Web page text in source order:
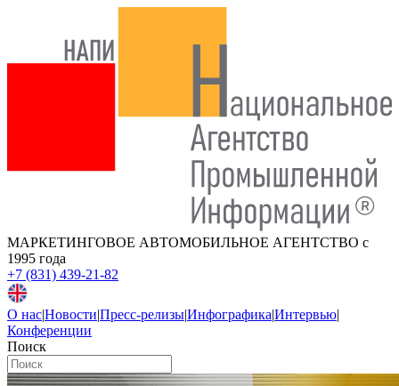
МАРКЕТИНГОВОЕ АВТОМОБИЛЬНОЕ АГЕНТСТВО с
1995 года
+7 (831) 439-21-82
О нас|Новости|Пресс-релизы|Инфографика|Интервью|
Конференции
Поиск